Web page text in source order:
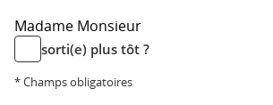
Madame Monsieur
sorti(e) plus tôt ?
* Champs obligatoires